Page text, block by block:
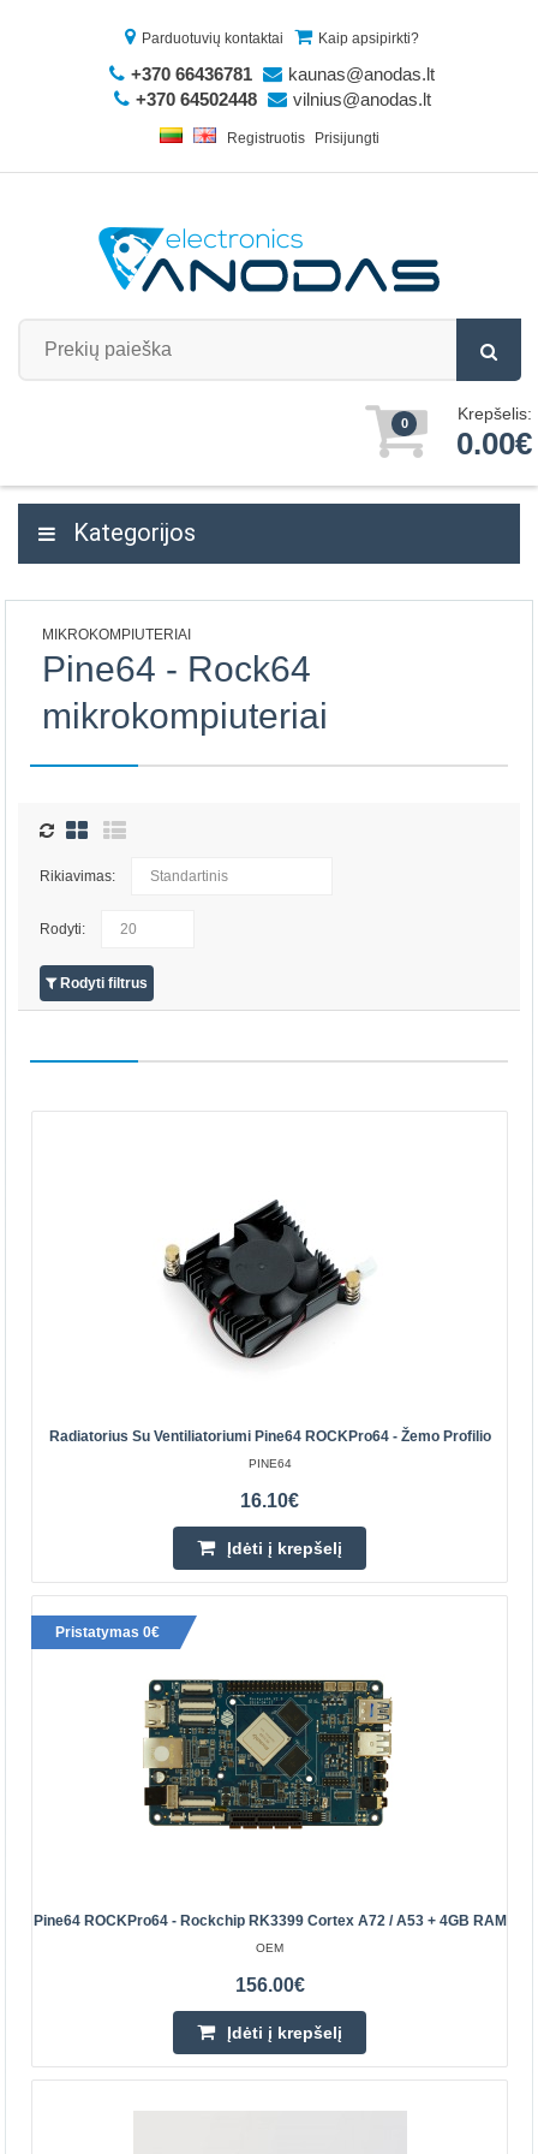
Parduotuvių kontaktai Kaip apsipirkti?
+370 66436781
kaunas@anodas.lt
+370 64502448
vilnius@anodas.lt
Registruotis Prisijungti
0 Krepšelis:
0.00€
Kategorijos
MIKROKOMPIUTERIAI
Pine64 - Rock64
mikrokompiuteriai
Rikiavimas:
Rodyti:
Rodyti filtrus
žemo profilio
minikompiuteriams. Radiatoriaus matmenys yra 40 x 40 x
10 mm. Dėl aktyvaus aušinimo šilumos išsklaidyma..
16.10€
Prekių Pristatymas 4-7 D.d.
Įdėti į krepšelį
Pridėti prie pageidavimų sąrašo
Radiatorius Su Ventiliatoriumi Pine64 ROCKPro64 - Žemo Profilio
PINE64
16.10€
Įdėti į krepšelį
Pristatymas 0€
Pine64 ROCKPro64 - Rockchip RK3399 Cortex A72 / A53 + 4GB RAM
OEM
156.00€
Įdėti į krepšelį